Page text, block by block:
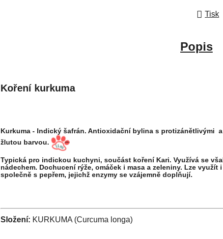
Tisk
Popis
Koření kurkuma
Kurkuma - Indický šafrán. Antioxidační bylina s protizánětlivými
žlutou barvou.
Typická pro indickou kuchyni, součást koření Kari. Využívá se
nádechem. Dochucení rýže, omáček i masa a zeleniny. Lze
společně s pepřem, jejichž enzymy se vzájemně doplňují.
Složení: KURKUMA (Curcuma longa)